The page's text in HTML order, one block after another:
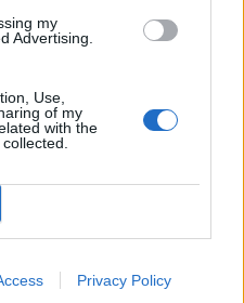
my
Advertising.
Use,
of my
with the
Privacy Policy
av högerextremismen
med företrädesvis de